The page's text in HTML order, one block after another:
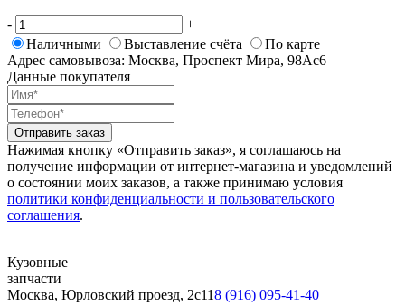
-
+
Наличными
Выставление счёта
По карте
Адрес самовывоза: Москва, Проспект Мира, 98Ас6
Данные покупателя
Отправить заказ
Нажимая кнопку «Отправить заказ», я соглашаюсь на
получение информации от интернет-магазина и уведомлений
о состоянии моих заказов, а также принимаю условия
политики конфиденциальности и пользовательского
соглашения.
Кузовные
запчасти
Москва, Юрловский проезд, 2с118 (916) 095-41-40